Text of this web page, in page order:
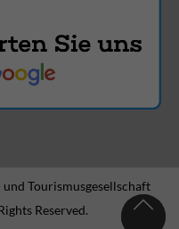
Tourismusgesellschaft
Reserved.